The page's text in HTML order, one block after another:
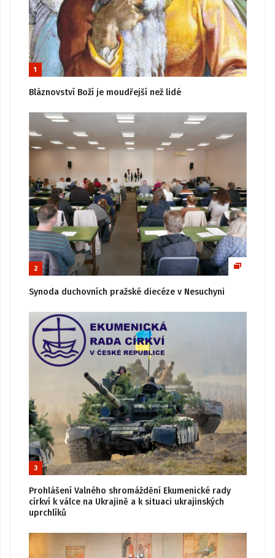
1
Bláznovství Boží je moudřejší než lidé
2
Synoda duchovních pražské diecéze v Nesuchyni
3
Prohlášení Valného shromáždění Ekumenické rady
církví k válce na Ukrajině a k situaci ukrajinských
uprchlíků